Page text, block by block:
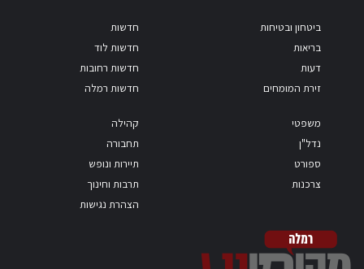
ביטחון ובטיחות
בריאות
דעות
זירת המומחים
חדשות
חדשות לוד
חדשות רחובות
חדשות רמלה
משפטי
נדל"ן
ספורט
צרכנות
קהילה
תחבורה
תיירות ונופש
תרבות וחינוך
הצהרת נגישות